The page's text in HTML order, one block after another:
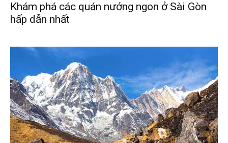
Khám phá các quán nướng ngon ở Sài Gòn
hấp dẫn nhất